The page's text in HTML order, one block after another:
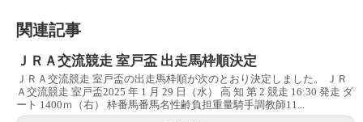
関連記事
ＪＲＡ交流競走 室戸盃 出走馬枠順決定
ＪＲＡ交流競走 室戸盃の出走馬枠順が次のとおり決定しました。 ＪＲ
Ａ交流競走 室戸盃2025 年 1 月 29 日（水） 高 知 第 2 競走 16:30 発走 ダ
ート 1400ｍ（右） 枠番馬番馬名性齢負担重量騎手調教師11...